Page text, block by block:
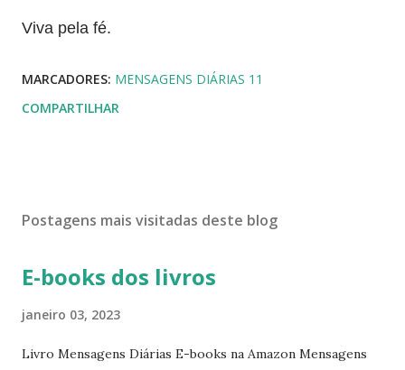
Viva pela fé.
MARCADORES: MENSAGENS DIÁRIAS 11
COMPARTILHAR
Postagens mais visitadas deste blog
E-books dos livros
janeiro 03, 2023
Livro Mensagens Diárias E-books na Amazon Mensagens